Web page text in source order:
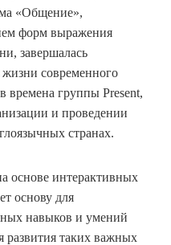
«Общение»,
форм выражения
завершалась
современного
времена группы Present,
и проведении
странах.
основе интерактивных
основу для
навыков и умений
развития таких важных